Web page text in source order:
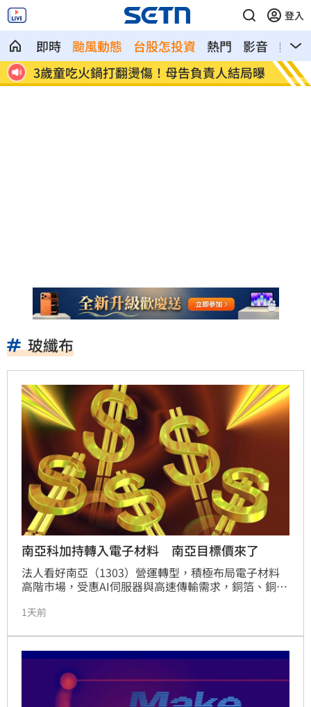
登入
即時 颱風動態 台股怎投資 熱門 影音
熱搜
3歲童吃火鍋打翻燙傷！母告負責人結局曝 宣傳
關
玻纖布
南亞科加持轉入電子材料 南亞目標價來了
法人看好南亞（1303）營運轉型，積極布局電子材料
高階市場，受惠AI伺服器與高速傳輸需求，銅箔、銅箔
獲利貢獻，預估2026年每股純益上看12.75元。法人給
受行情影響成長有限，但電子材料事業具備高階升級動
能，隨M9產品量產及與日東紡合作放量，獲利有望逐
季攀升。展望2027年，本業與業外獲利同步成長，每
股純益上看15.72元。投資人應注意，相關投資建議僅
供參考，決策時須審慎評估市場風險。
1天前